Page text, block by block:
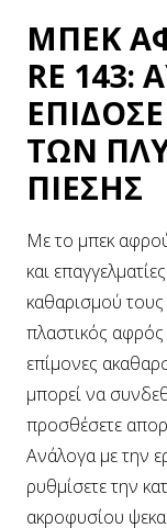
ΜΠΕΚ
RE 143:
ΤΩΝ
ΠΙΕΣΗΣ
Με το μπεκ αφρού
και
καθαρισμού
πλαστικός
επίμονες
μπορεί να
προσθέσετε
Ανάλογα με την
ρυθμίσετε την
ακροφυσίου